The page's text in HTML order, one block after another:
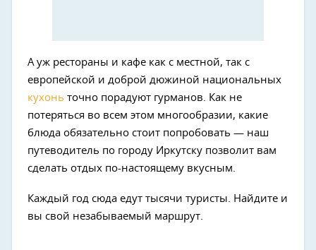
А уж рестораны и кафе как с местной, так с
европейской и доброй дюжиной национальных
кухонь точно порадуют гурманов. Как не
потеряться во всем этом многообразии, какие
блюда обязательно стоит попробовать — наш
путеводитель по городу Иркутску позволит вам
сделать отдых по-настоящему вкусным.
Каждый год сюда едут тысячи туристы. Найдите и
вы свой незабываемый маршрут.